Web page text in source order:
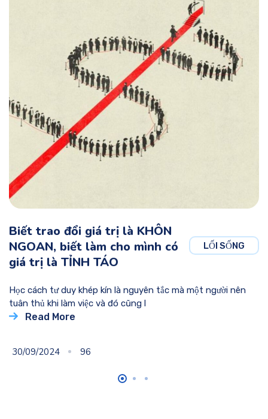
LỐI SỐNG
Biết trao đổi giá trị là KHÔN
NGOAN, biết làm cho mình có
giá trị là TỈNH TÁO
Học cách tư duy khép kín là nguyên tắc mà một người nên
tuân thủ khi làm việc và đó cũng l
Read More
30/09/2024 96